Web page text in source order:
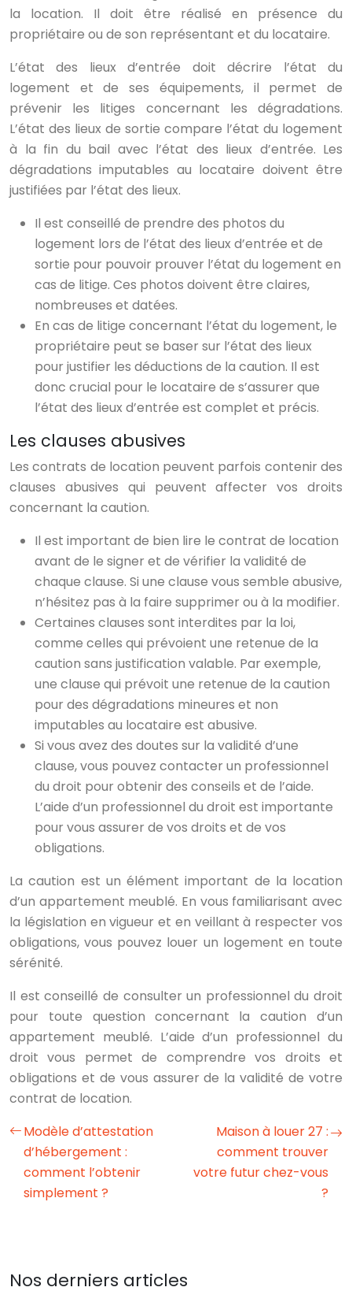
la location. Il doit être réalisé en présence du
propriétaire ou de son représentant et du locataire.
L’état des lieux d’entrée doit décrire l’état du
logement et de ses équipements, il permet de
prévenir les litiges concernant les dégradations.
L’état des lieux de sortie compare l’état du logement
à la fin du bail avec l’état des lieux d’entrée. Les
dégradations imputables au locataire doivent être
justifiées par l’état des lieux.
Il est conseillé de prendre des photos du
logement lors de l’état des lieux d’entrée et de
sortie pour pouvoir prouver l’état du logement en
cas de litige. Ces photos doivent être claires,
nombreuses et datées.
En cas de litige concernant l’état du logement, le
propriétaire peut se baser sur l’état des lieux
pour justifier les déductions de la caution. Il est
donc crucial pour le locataire de s’assurer que
l’état des lieux d’entrée est complet et précis.
Les clauses abusives
Les contrats de location peuvent parfois contenir des
clauses abusives qui peuvent affecter vos droits
concernant la caution.
Il est important de bien lire le contrat de location
avant de le signer et de vérifier la validité de
chaque clause. Si une clause vous semble abusive,
n’hésitez pas à la faire supprimer ou à la modifier.
Certaines clauses sont interdites par la loi,
comme celles qui prévoient une retenue de la
caution sans justification valable. Par exemple,
une clause qui prévoit une retenue de la caution
pour des dégradations mineures et non
imputables au locataire est abusive.
Si vous avez des doutes sur la validité d’une
clause, vous pouvez contacter un professionnel
du droit pour obtenir des conseils et de l’aide.
L’aide d’un professionnel du droit est importante
pour vous assurer de vos droits et de vos
obligations.
La caution est un élément important de la location
d’un appartement meublé. En vous familiarisant avec
la législation en vigueur et en veillant à respecter vos
obligations, vous pouvez louer un logement en toute
sérénité.
Il est conseillé de consulter un professionnel du droit
pour toute question concernant la caution d’un
appartement meublé. L’aide d’un professionnel du
droit vous permet de comprendre vos droits et
obligations et de vous assurer de la validité de votre
contrat de location.
Modèle d’attestation
d’hébergement :
comment l’obtenir
simplement ?
Maison à louer 27 :
comment trouver
votre futur chez-vous
?
Nos derniers articles